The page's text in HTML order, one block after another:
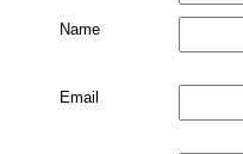
Name
Email